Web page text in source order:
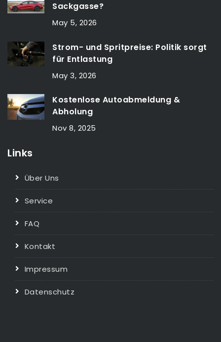
Sackgasse?
May 5, 2026
Strom- und Spritpreise: Politik sorgt
für Entlastung
May 3, 2026
Kostenlose Autoabmeldung &
Abholung
Nov 8, 2025
Links
Über Uns
Service
FAQ
Kontakt
Impressum
Datenschutz